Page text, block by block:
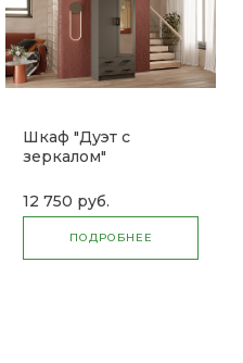
Шкаф "Дуэт с
зеркалом"
12 750 руб.
ПОДРОБНЕЕ